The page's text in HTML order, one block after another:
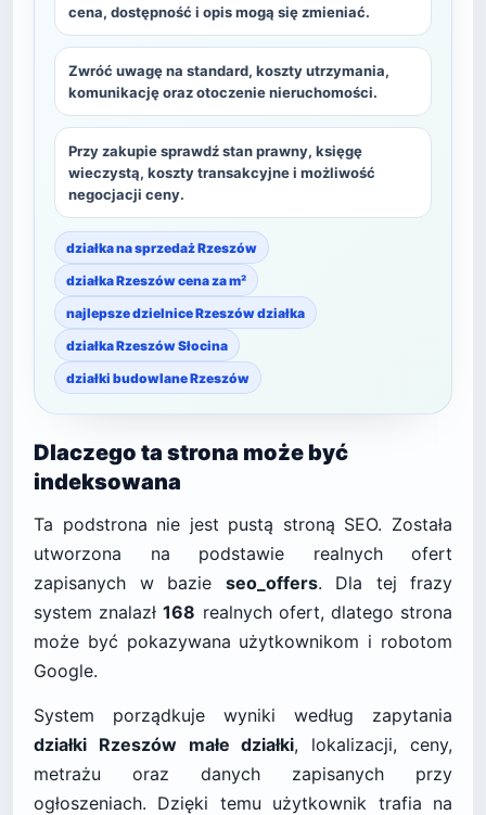
cena, dostępność i opis mogą się zmieniać.
Zwróć uwagę na standard, koszty utrzymania,
komunikację oraz otoczenie nieruchomości.
Przy zakupie sprawdź stan prawny, księgę
wieczystą, koszty transakcyjne i możliwość
negocjacji ceny.
działka na sprzedaż Rzeszów
działka Rzeszów cena za m²
najlepsze dzielnice Rzeszów działka
działka Rzeszów Słocina
działki budowlane Rzeszów
Dlaczego ta strona może być
indeksowana
Ta podstrona nie jest pustą stroną SEO. Została
utworzona na podstawie realnych ofert
zapisanych w bazie seo_offers. Dla tej frazy
system znalazł168 realnych ofert, dlatego strona
może być pokazywana użytkownikom i robotom
Google.
System porządkuje wyniki według zapytania
działki Rzeszów małe działki, lokalizacji, ceny,
metrażu oraz danych zapisanych przy
ogłoszeniach. Dzięki temu użytkownik trafia na